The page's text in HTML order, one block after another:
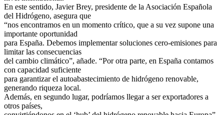
En este sentido, Javier Brey, presidente de la Asociación Española
del Hidrógeno, asegura que
“nos encontramos en un momento crítico, que a su vez supone una
importante oportunidad
para España. Debemos implementar soluciones cero-emisiones para
limitar las consecuencias
del cambio climático”, añade. “Por otra parte, en España contamos
con capacidad suficiente
para garantizar el autoabastecimiento de hidrógeno renovable,
generando riqueza local.
Además, en segundo lugar, podríamos llegar a ser exportadores a
otros países,